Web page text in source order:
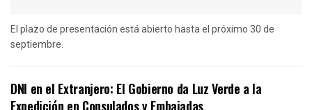
El plazo de presentación está abierto hasta el próximo 30 de
septiembre.
DNI en el Extranjero: El Gobierno da Luz Verde a la
Expedición en Consulados y Embajadas